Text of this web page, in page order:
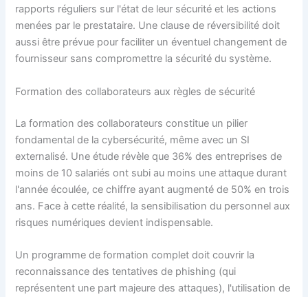
rapports réguliers sur l'état de leur sécurité et les actions
menées par le prestataire. Une clause de réversibilité doit
aussi être prévue pour faciliter un éventuel changement de
fournisseur sans compromettre la sécurité du système.
Formation des collaborateurs aux règles de sécurité
La formation des collaborateurs constitue un pilier
fondamental de la cybersécurité, même avec un SI
externalisé. Une étude révèle que 36% des entreprises de
moins de 10 salariés ont subi au moins une attaque durant
l'année écoulée, ce chiffre ayant augmenté de 50% en trois
ans. Face à cette réalité, la sensibilisation du personnel aux
risques numériques devient indispensable.
Un programme de formation complet doit couvrir la
reconnaissance des tentatives de phishing (qui
représentent une part majeure des attaques), l'utilisation de